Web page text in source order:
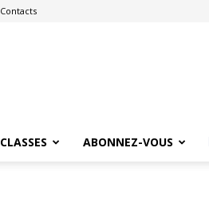
Contacts
CLASSES ABONNEZ-VOUS